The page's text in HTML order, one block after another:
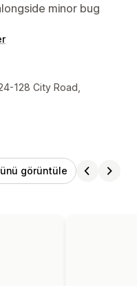
minor bug
128 City Road,
görüntüle